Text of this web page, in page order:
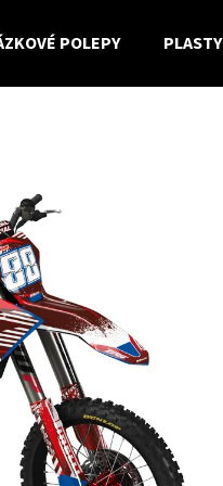
POLEPY PLASTY
Doporučujeme